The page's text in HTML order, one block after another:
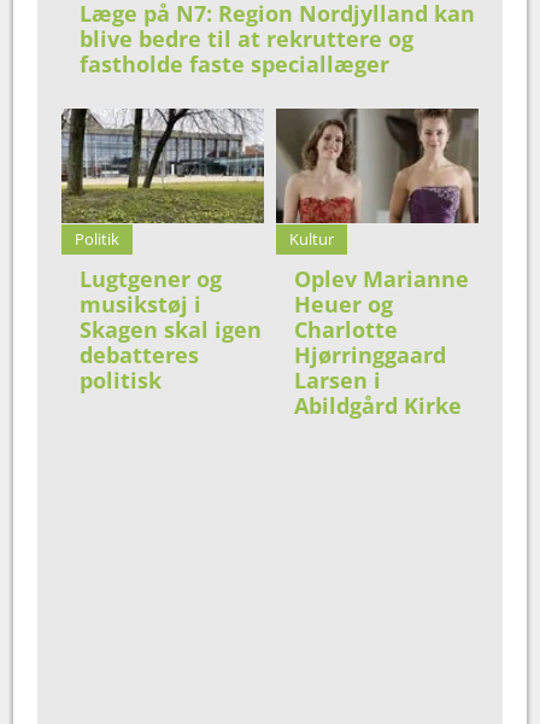
Læge på N7: Region Nordjylland kan
blive bedre til at rekruttere og
fastholde faste speciallæger
Politik
Lugtgener og
musikstøj i
Skagen skal igen
debatteres
politisk
Kultur
Oplev Marianne
Heuer og
Charlotte
Hjørringgaard
Larsen i
Abildgård Kirke